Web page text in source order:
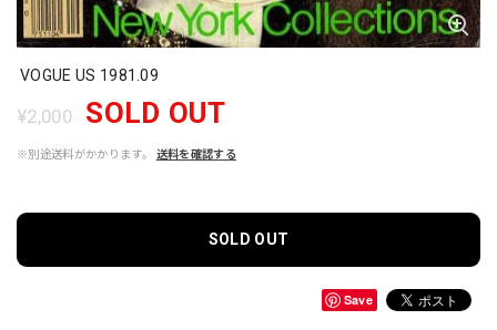
VOGUE US 1981.09
¥2,000 SOLD OUT
※別途送料がかかります。 送料を確認する
SOLD OUT
Save